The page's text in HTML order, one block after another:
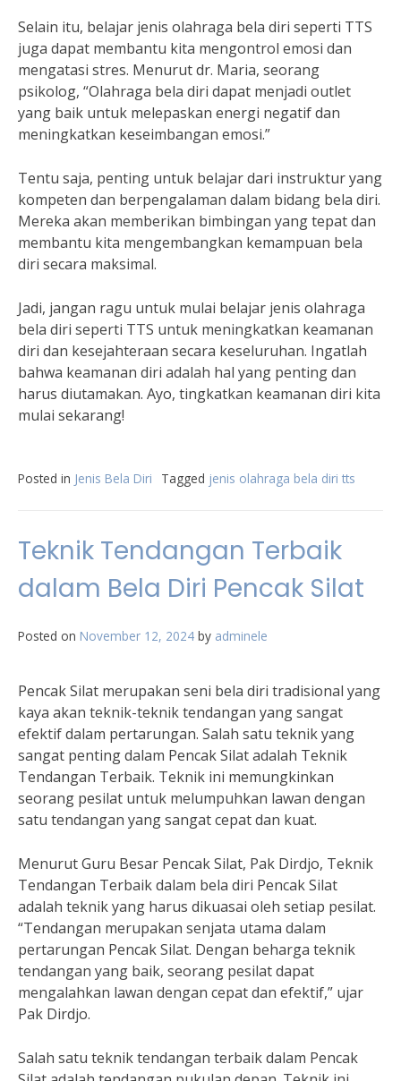
Selain itu, belajar jenis olahraga bela diri seperti TTS
juga dapat membantu kita mengontrol emosi dan
mengatasi stres. Menurut dr. Maria, seorang
psikolog, “Olahraga bela diri dapat menjadi outlet
yang baik untuk melepaskan energi negatif dan
meningkatkan keseimbangan emosi.”
Tentu saja, penting untuk belajar dari instruktur yang
kompeten dan berpengalaman dalam bidang bela diri.
Mereka akan memberikan bimbingan yang tepat dan
membantu kita mengembangkan kemampuan bela
diri secara maksimal.
Jadi, jangan ragu untuk mulai belajar jenis olahraga
bela diri seperti TTS untuk meningkatkan keamanan
diri dan kesejahteraan secara keseluruhan. Ingatlah
bahwa keamanan diri adalah hal yang penting dan
harus diutamakan. Ayo, tingkatkan keamanan diri kita
mulai sekarang!
Posted in Jenis Bela Diri Tagged jenis olahraga bela diri tts
Teknik Tendangan Terbaik
dalam Bela Diri Pencak Silat
Posted on November 12, 2024 by adminele
Pencak Silat merupakan seni bela diri tradisional yang
kaya akan teknik-teknik tendangan yang sangat
efektif dalam pertarungan. Salah satu teknik yang
sangat penting dalam Pencak Silat adalah Teknik
Tendangan Terbaik. Teknik ini memungkinkan
seorang pesilat untuk melumpuhkan lawan dengan
satu tendangan yang sangat cepat dan kuat.
Menurut Guru Besar Pencak Silat, Pak Dirdjo, Teknik
Tendangan Terbaik dalam bela diri Pencak Silat
adalah teknik yang harus dikuasai oleh setiap pesilat.
“Tendangan merupakan senjata utama dalam
pertarungan Pencak Silat. Dengan beharga teknik
tendangan yang baik, seorang pesilat dapat
mengalahkan lawan dengan cepat dan efektif,” ujar
Pak Dirdjo.
Salah satu teknik tendangan terbaik dalam Pencak